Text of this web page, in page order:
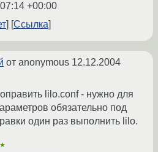
+00:00
Ссылка
от anonymous 12.12.2004
lilo.conf - нужно для
обязательно под
один раз выполнить lilo.